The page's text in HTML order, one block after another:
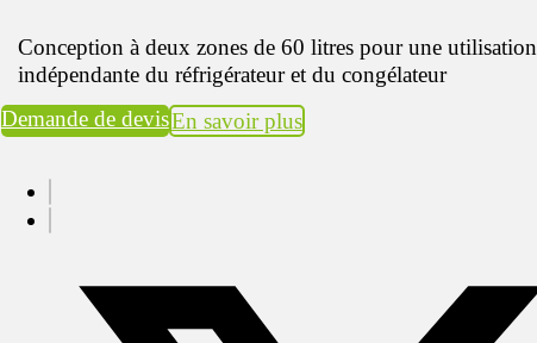
Conception à deux zones de 60 litres pour une utilisation
indépendante du réfrigérateur et du congélateur
Demande de devisEn savoir plus